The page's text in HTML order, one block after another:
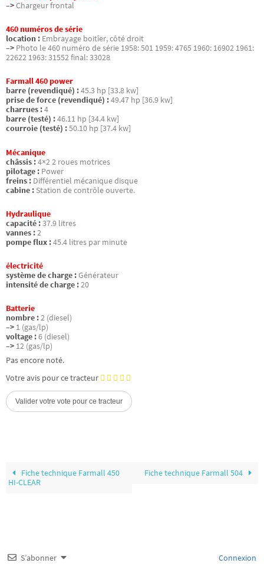
–>Chargeur frontal
460 numéros de série
location : Embrayage boitîer, côté droit
–> Photo le 460 numéro de série 1958: 501 1959: 4765 1960: 16902 1961:
22622 1963: 31552 final: 33028
Farmall 460 power
barre (revendiqué) :45.3 hp [33.8 kw]
prise de force (revendiqué) :49.47 hp [36.9 kw]
charrues :4
barre (testé) :46.11 hp [34.4 kw]
courroie (testé) :50.10 hp [37.4 kw]
Mécanique
châssis :4×2 2 roues motrices
pilotage : Power
freins : Différentiel mécanique disque
cabine : Station de contrôle ouverte.
Hydraulique
capacité :37.9 litres
vannes :2
pompe flux :45.4 litres par minute
électricité
système de charge :Générateur
intensité de charge :20
Batterie
nombre :2 (diesel)
–> 1 (gas/lp)
voltage :6 (diesel)
–> 12 (gas/lp)
Pas encore noté.
Votre avis pour ce tracteur
Fiche technique Farmall 450
HI-CLEAR
Fiche technique Farmall 504
S’abonner Connexion